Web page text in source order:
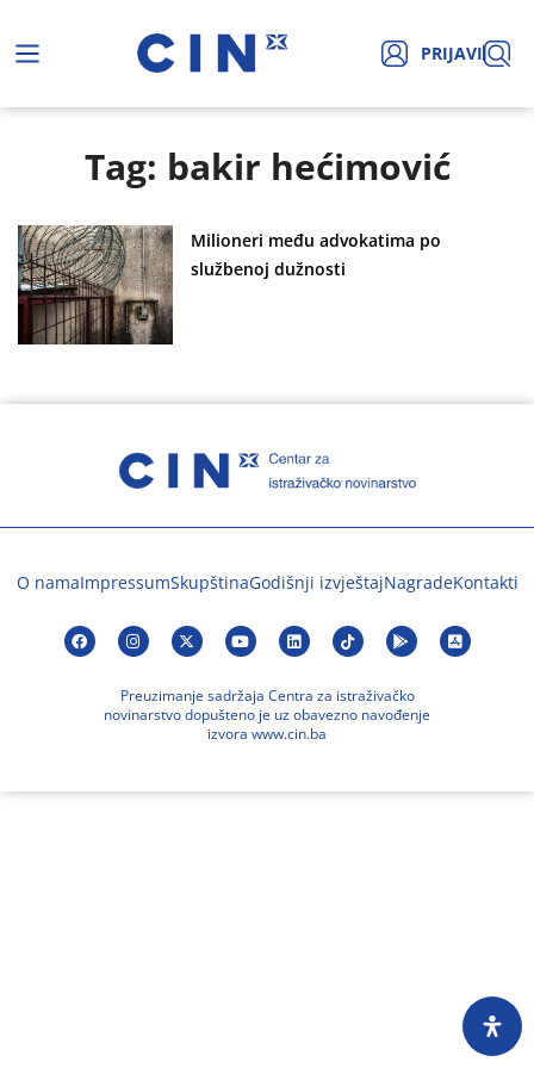
PRIJAVI
Tag: bakir hećimović
Milioneri među advokatima po
službenoj dužnosti
O namaImpressumSkupštinaGodišnji izvještajNagradeKontakti
Preuzimanje sadržaja Centra za istraživačko
novinarstvo dopušteno je uz obavezno navođenje
izvora www.cin.ba